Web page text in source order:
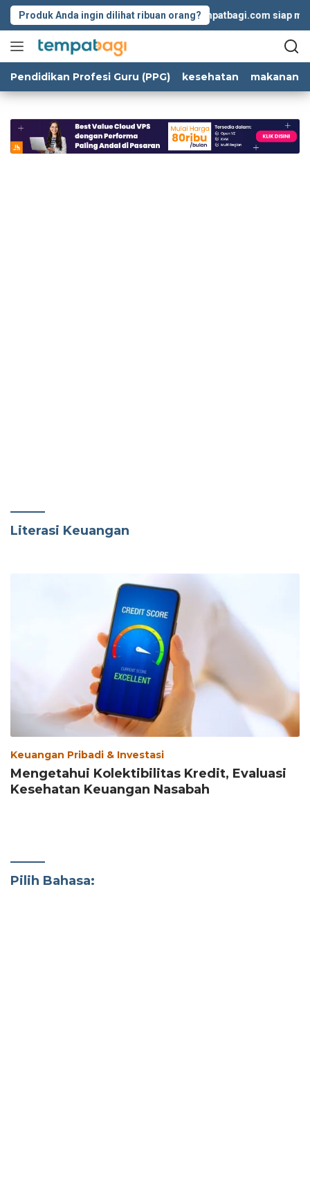
Langsung
Produk Anda ingin dilihat ribuan orang?Tempatbagi.com siap
Pendidikan Profesi Guru (PPG) kesehatan makanan
Literasi Keuangan
Keuangan Pribadi & Investasi
Mengetahui Kolektibilitas Kredit, Evaluasi
Kesehatan Keuangan Nasabah
Pilih Bahasa: